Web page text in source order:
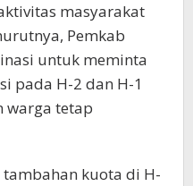
masyarakat
Pemkab
untuk meminta
pada H-2 dan H-1
warga tetap
kuota di H-